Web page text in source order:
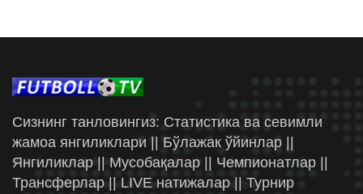
Сизнинг танловингиз: Статистика ва севимли
жамоа янгиликлари || Бўлажак ўйинлар ||
Янгиликлар || Мусобақалар || Чемпионатлар ||
Трансферлар || LIVE натижалар || Турнир